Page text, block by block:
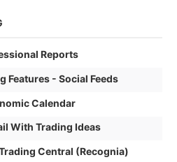
Reports
Features - Social Feeds
Calendar
With Trading Ideas
Central (Recognia)